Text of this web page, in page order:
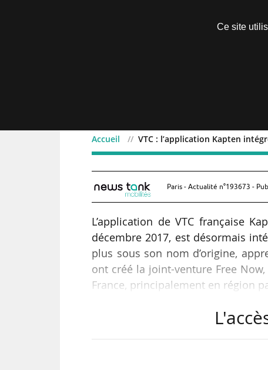
Accueil VTC : l’application Kapten
VTC : l’application
Paris - Actualité n°193673 -
L’application de VTC française
décembre 2017, est désormais
plus sous son nom d’origine,
ont créé la joint-venture Free
France, principalement en région
En France, Free Now annonce
Ce site